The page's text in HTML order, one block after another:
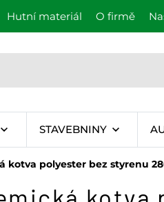
Hutní materiál O firmě
STAVEBNINY
kotva polyester bez styrenu